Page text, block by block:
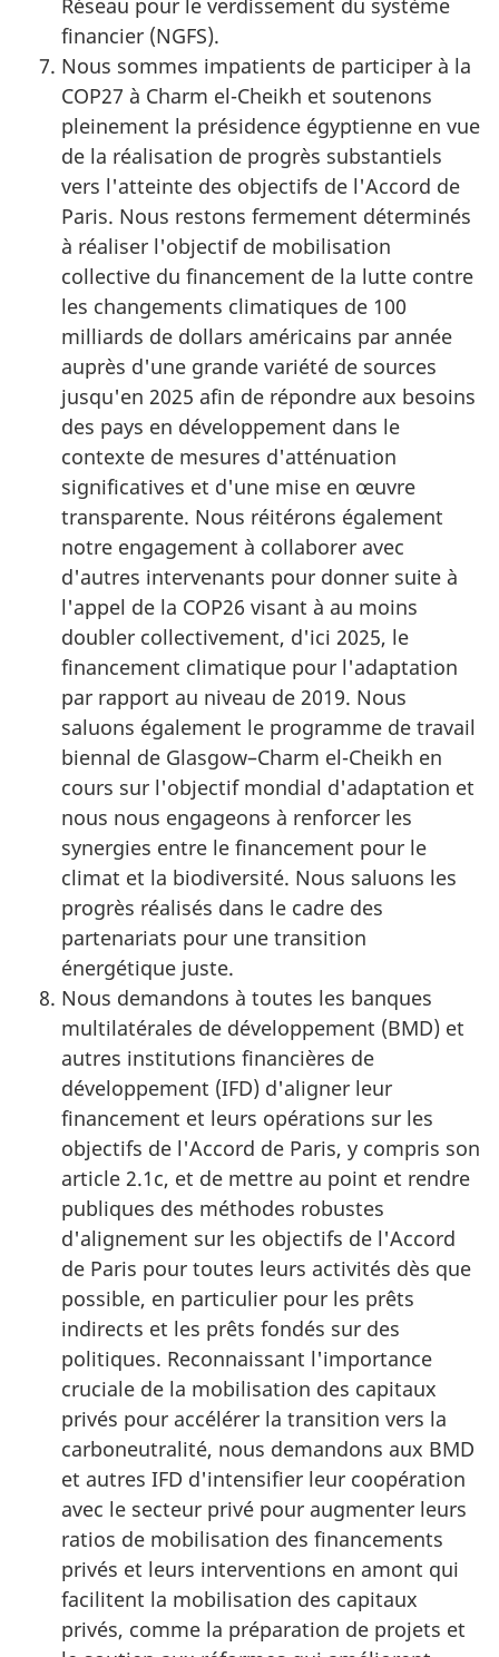
Réseau pour le verdissement du système
financier (NGFS).
Nous sommes impatients de participer à la
COP27 à Charm el-Cheikh et soutenons
pleinement la présidence égyptienne en vue
de la réalisation de progrès substantiels
vers l'atteinte des objectifs de l'Accord de
Paris. Nous restons fermement déterminés
à réaliser l'objectif de mobilisation
collective du financement de la lutte contre
les changements climatiques de 100
milliards de dollars américains par année
auprès d'une grande variété de sources
jusqu'en 2025 afin de répondre aux besoins
des pays en développement dans le
contexte de mesures d'atténuation
significatives et d'une mise en œuvre
transparente. Nous réitérons également
notre engagement à collaborer avec
d'autres intervenants pour donner suite à
l'appel de la COP26 visant à au moins
doubler collectivement, d'ici 2025, le
financement climatique pour l'adaptation
par rapport au niveau de 2019. Nous
saluons également le programme de travail
biennal de Glasgow–Charm el-Cheikh en
cours sur l'objectif mondial d'adaptation et
nous nous engageons à renforcer les
synergies entre le financement pour le
climat et la biodiversité. Nous saluons les
progrès réalisés dans le cadre des
partenariats pour une transition
énergétique juste.
Nous demandons à toutes les banques
multilatérales de développement (BMD) et
autres institutions financières de
développement (IFD) d'aligner leur
financement et leurs opérations sur les
objectifs de l'Accord de Paris, y compris son
article 2.1c, et de mettre au point et rendre
publiques des méthodes robustes
d'alignement sur les objectifs de l'Accord
de Paris pour toutes leurs activités dès que
possible, en particulier pour les prêts
indirects et les prêts fondés sur des
politiques. Reconnaissant l'importance
cruciale de la mobilisation des capitaux
privés pour accélérer la transition vers la
carboneutralité, nous demandons aux BMD
et autres IFD d'intensifier leur coopération
avec le secteur privé pour augmenter leurs
ratios de mobilisation des financements
privés et leurs interventions en amont qui
facilitent la mobilisation des capitaux
privés, comme la préparation de projets et